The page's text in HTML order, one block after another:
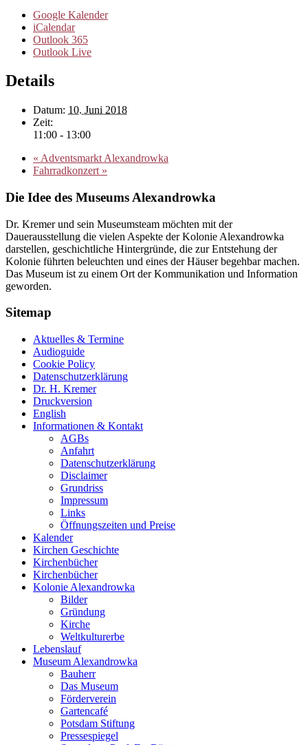
Google Kalender
iCalendar
Outlook 365
Outlook Live
Details
Datum: 10. Juni 2018
Zeit:
11:00 - 13:00
« Adventsmarkt Alexandrowka
Fahrradkonzert »
Die Idee des Museums Alexandrowka
Dr. Kremer und sein Museumsteam möchten mit der
Dauerausstellung die vielen Aspekte der Kolonie Alexandrowka
darstellen, geschichtliche Hintergründe, die zur Entstehung der
Kolonie führten beleuchten und eines der Häuser begehbar machen.
Das Museum ist zu einem Ort der Kommunikation und Information
geworden.
Sitemap
Aktuelles & Termine
Audioguide
Cookie Policy
Datenschutzerklärung
Dr. H. Kremer
Druckversion
English
Informationen & Kontakt
AGBs
Anfahrt
Datenschutzerklärung
Disclaimer
Grundriss
Impressum
Links
Öffnungszeiten und Preise
Kalender
Kirchen Geschichte
Kirchenbücher
Kirchenbücher
Kolonie Alexandrowka
Bilder
Gründung
Kirche
Weltkulturerbe
Lebenslauf
Museum Alexandrowka
Bauherr
Das Museum
Förderverein
Gartencafé
Potsdam Stiftung
Pressespiegel